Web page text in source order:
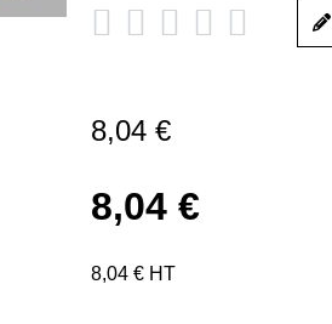
    
8,04 €
8,04 €
8,04 € HT